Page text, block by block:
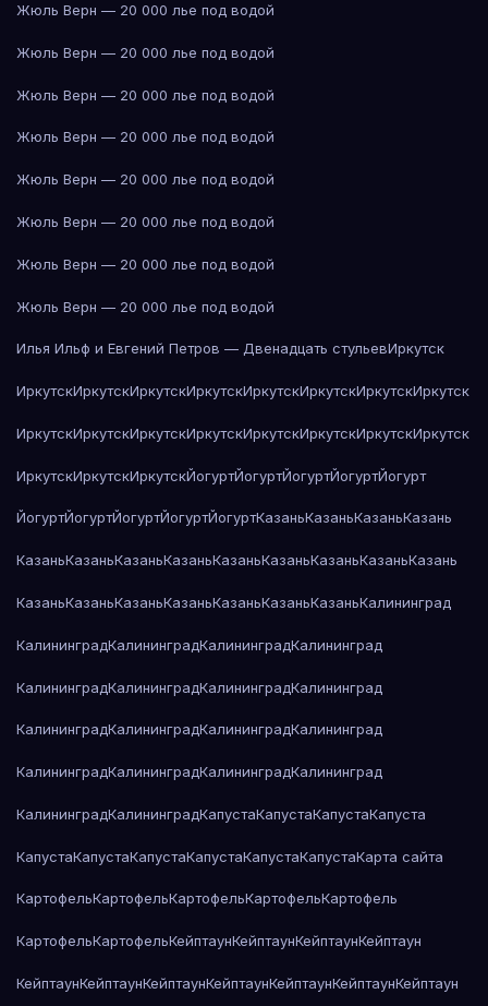
Жюль Верн — 20 000 лье под водой
Жюль Верн — 20 000 лье под водой
Жюль Верн — 20 000 лье под водой
Жюль Верн — 20 000 лье под водой
Жюль Верн — 20 000 лье под водой
Жюль Верн — 20 000 лье под водой
Жюль Верн — 20 000 лье под водой
Жюль Верн — 20 000 лье под водой
Илья Ильф и Евгений Петров — Двенадцать стульевИркутск
ИркутскИркутскИркутскИркутскИркутскИркутскИркутскИркутск
ИркутскИркутскИркутскИркутскИркутскИркутскИркутскИркутск
ИркутскИркутскИркутскЙогуртЙогуртЙогуртЙогуртЙогурт
ЙогуртЙогуртЙогуртЙогуртЙогуртКазаньКазаньКазаньКазань
КазаньКазаньКазаньКазаньКазаньКазаньКазаньКазаньКазань
КазаньКазаньКазаньКазаньКазаньКазаньКазаньКалининград
КалининградКалининградКалининградКалининград
КалининградКалининградКалининградКалининград
КалининградКалининградКалининградКалининград
КалининградКалининградКалининградКалининград
КалининградКалининградКапустаКапустаКапустаКапуста
КапустаКапустаКапустаКапустаКапустаКапустаКарта сайта
КартофельКартофельКартофельКартофельКартофель
КартофельКартофельКейптаунКейптаунКейптаунКейптаун
КейптаунКейптаунКейптаунКейптаунКейптаунКейптаунКейптаун